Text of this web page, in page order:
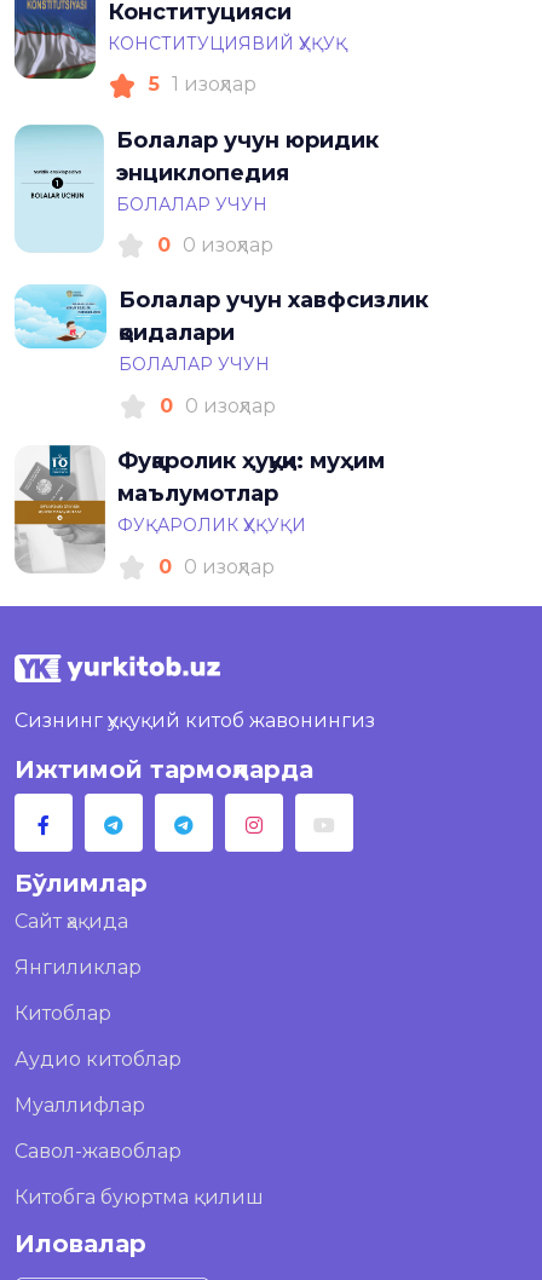
Конституцияси
КОНСТИТУЦИЯВИЙ ҲУҚУҚ
5 1 изоҳлар
Болалар учун юридик
энциклопедия
БОЛАЛАР УЧУН
0 0 изоҳлар
Болалар учун хавфсизлик
қоидалари
БОЛАЛАР УЧУН
0 0 изоҳлар
Фуқаролик ҳуқуқи: муҳим
маълумотлар
ФУҚАРОЛИК ҲУҚУҚИ
0 0 изоҳлар
Сизнинг ҳуқуқий китоб жавонингиз
Ижтимой тармоқларда
Бўлимлар
Сайт ҳақида
Янгиликлар
Китоблар
Аудио китоблар
Муаллифлар
Савол-жавоблар
Китобга буюртма қилиш
Иловалар